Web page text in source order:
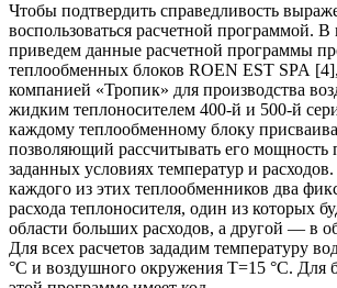
Чтобы подтвердить справедливость
воспользоваться расчетной программой. В
приведем данные расчетной программы
теплообменных блоков ROEN EST SPA
компанией «Тропик» для производства
жидким теплоносителем 400-й и 500-й
каждому теплообменному блоку
позволяющий рассчитывать его мощность
заданных условиях температур и
каждого из этих теплообменников два
расхода теплоносителя, один из которых
области больших расходов, а другой — в
Для всех расчетов зададим температуру
°C и воздушного окружения Т=15 °C. Для